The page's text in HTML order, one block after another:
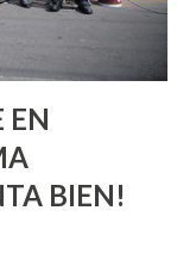
ambas partes
EN
BIEN!